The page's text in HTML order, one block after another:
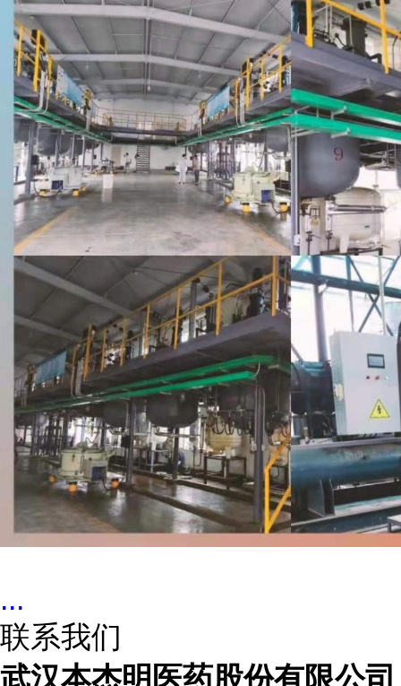
...
联系我们
武汉本杰明医药股份有限公司